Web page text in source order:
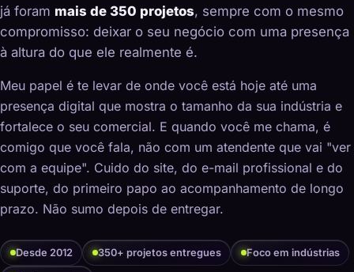
já foram mais de 350 projetos, sempre com o mesmo
compromisso: deixar o seu negócio com uma presença
à altura do que ele realmente é.
Meu papel é te levar de onde você está hoje até uma
presença digital que mostra o tamanho da sua indústria e
fortalece o seu comercial. E quando você me chama, é
comigo que você fala, não com um atendente que vai "ver
com a equipe". Cuido do site, do e-mail profissional e do
suporte, do primeiro papo ao acompanhamento de longo
prazo. Não sumo depois de entregar.
Desde 2012 350+ projetos entregues Foco em indústrias